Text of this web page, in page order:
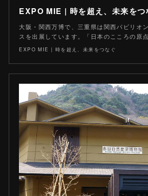
EXPO MIE | 時を超え、未来をつ
大阪・関西万博で、三重県は関西パビリオ
スを出展しています。「日本のこころの原
EXPO MIE | 時を超え、未来をつなぐ